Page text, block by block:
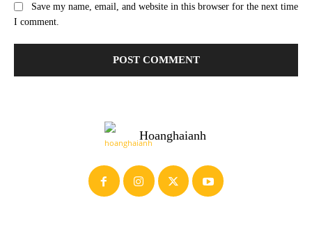
Save my name, email, and website in this browser for the next time
I comment.
Hoanghaianh